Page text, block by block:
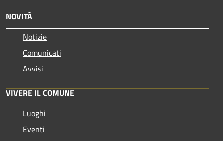
NOVITÀ
Notizie
Comunicati
Avvisi
VIVERE IL COMUNE
Luoghi
Eventi